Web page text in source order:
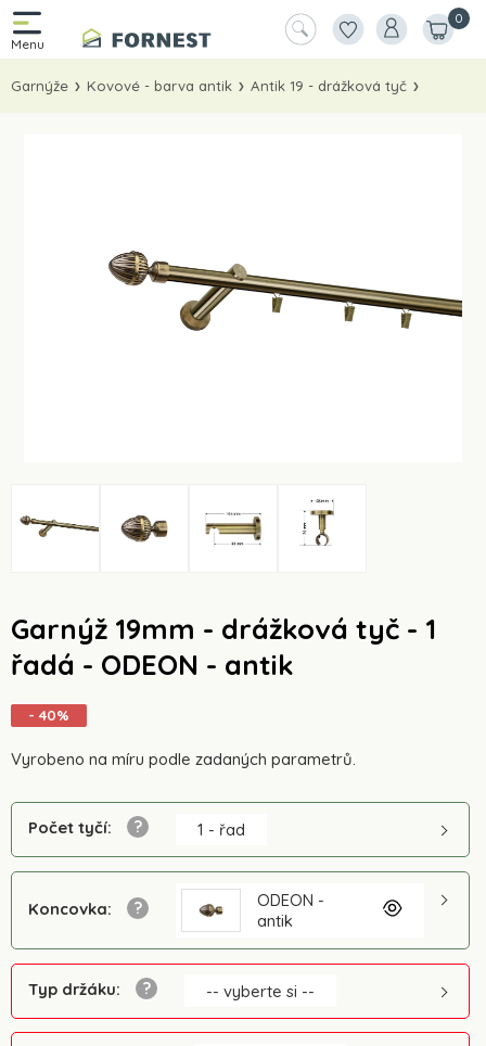
0
Garnýže Kovové - barva antik Antik 19 - drážková tyč
Garnýž 19mm - drážková tyč - 1
řadá - ODEON - antik
- 40%
Vyrobeno na míru podle zadaných parametrů.
Počet tyčí: 1 - řad
Koncovka:
ODEON -
antik
Typ držáku: -- vyberte si --